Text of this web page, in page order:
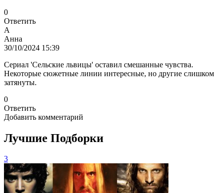
0
Ответить
А
Анна
30/10/2024 15:39
Сериал 'Сельские львицы' оставил смешанные чувства.
Некоторые сюжетные линии интересные, но другие слишком
затянуты.
0
Ответить
Добавить комментарий
Лучшие Подборки
3